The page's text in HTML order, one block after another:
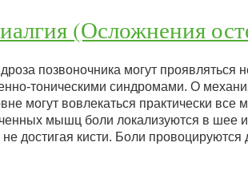
(Осложнения
позвоночника могут проявляться
тоническими синдромами. О
могут вовлекаться практически все
мышц боли локализуются в шее и
не достигая кисти. Боли